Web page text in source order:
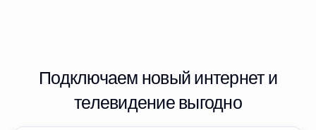
Подключаем новый интернет и
телевидение выгодно